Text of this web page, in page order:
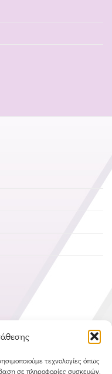
τεχνολογίες όπως
σε πληροφορίες συσκευών.